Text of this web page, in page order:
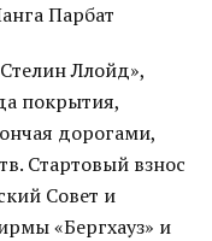
Парбат
Ллойд»,
покрытия,
дорогами,
Стартовый взнос
Совет и
«Бергхауз» и